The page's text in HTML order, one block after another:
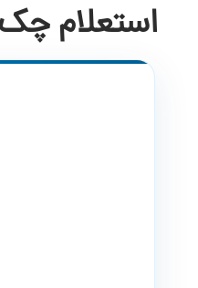
استعلام